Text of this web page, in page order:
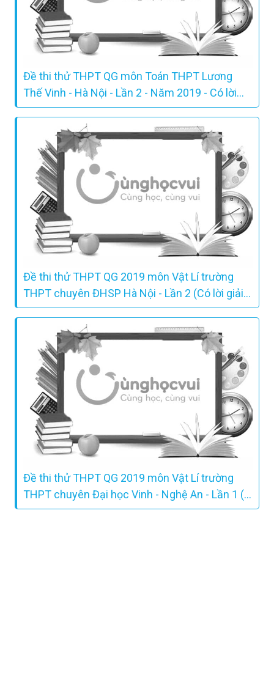
Đề thi thử THPT QG môn Toán THPT Lương
Thế Vinh - Hà Nội - Lần 2 - Năm 2019 - Có lời
giải chi tiết
Đề thi thử THPT QG 2019 môn Vật Lí trường
THPT chuyên ĐHSP Hà Nội - Lần 2 (Có lời giải
chi tiết)
Đề thi thử THPT QG 2019 môn Vật Lí trường
THPT chuyên Đại học Vinh - Nghệ An - Lần 1 (
Có lời giải chi tiết )